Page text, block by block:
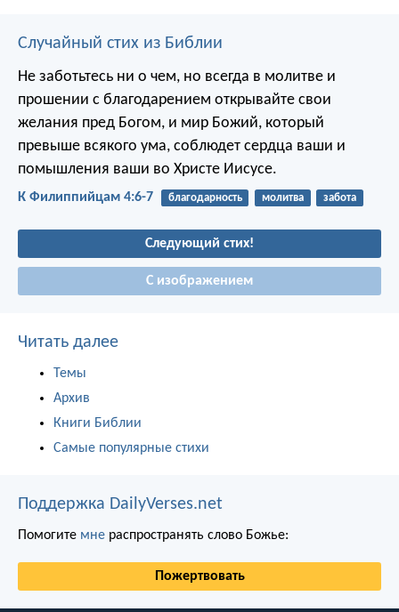
Случайный стих из Библии
Не заботьтесь ни о чем, но всегда в молитве и
прошении с благодарением открывайте свои
желания пред Богом, и мир Божий, который
превыше всякого ума, соблюдет сердца ваши и
помышления ваши во Христе Иисусе.
К Филиппийцам 4:6-7 благодарность молитва забота
Следующий стих!
С изображением
Читать далее
Темы
Архив
Книги Библии
Самые популярные стихи
Поддержка DailyVerses.net
Помогите мне распространять слово Божье:
Пожертвовать